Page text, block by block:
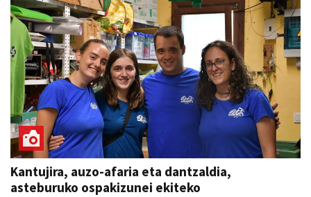
Kantujira, auzo-afaria eta dantzaldia,
asteburuko ospakizunei ekiteko